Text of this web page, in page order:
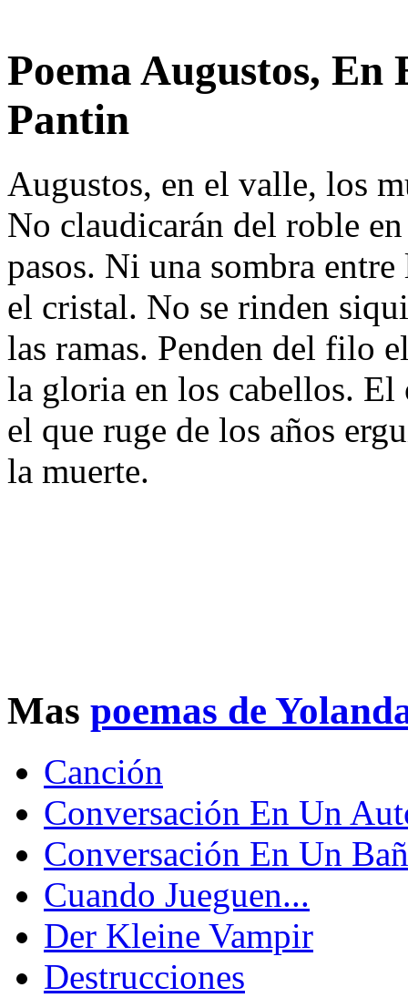
Poema Augustos, En
Pantin
Augustos, en el valle, los
No claudicarán del roble
pasos. Ni una sombra
el cristal. No se rinden
las ramas. Penden del filo
la gloria en los cabellos.
el que ruge de los años
la muerte.
Mas poemas de
Canción
Conversación En Un
Conversación En Un
Cuando Jueguen...
Der Kleine Vampir
Destrucciones